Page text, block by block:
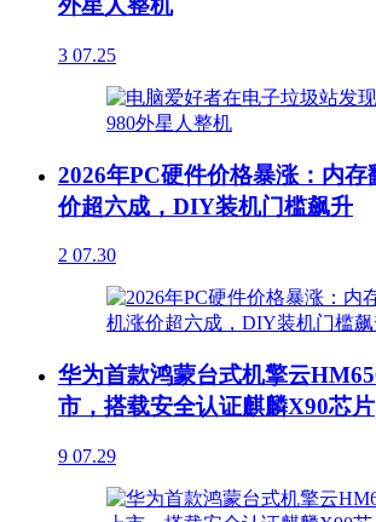
外星人整机
3 07.25
2026年PC硬件价格暴涨：内
价超六成，DIY装机门槛飙升
2 07.30
华为首款鸿蒙台式机擎云
市，搭载安全认证麒麟X90芯片
9 07.29